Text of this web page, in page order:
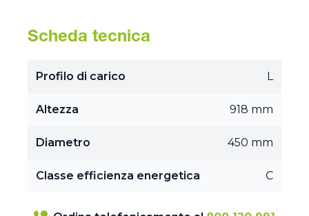
Scheda tecnica
Profilo di carico L
Altezza 918 mm
Diametro 450 mm
Classe efficienza energetica C